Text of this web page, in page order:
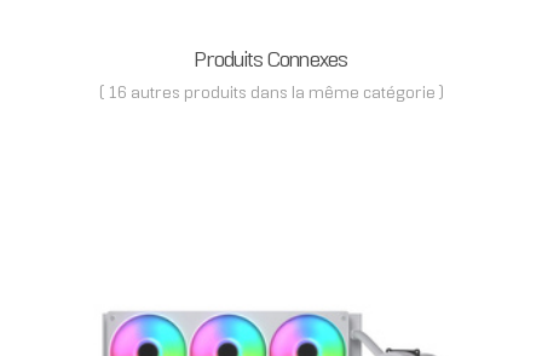
Produits Connexes
( 16 autres produits dans la même catégorie )